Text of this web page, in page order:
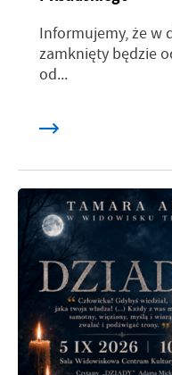
Informujemy, że w
zamknięty będzie
od...